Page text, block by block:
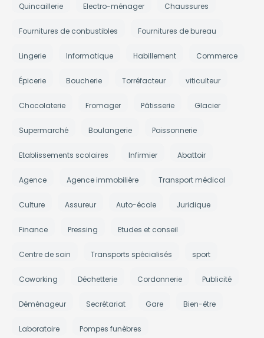
Quincaillerie Electro-ménager Chaussures
Fournitures de conbustibles Fournitures de bureau
Lingerie Informatique Habillement Commerce
Épicerie Boucherie Torréfacteur viticulteur
Chocolaterie Fromager Pâtisserie Glacier
Supermarché Boulangerie Poissonnerie
Etablissements scolaires Infirmier Abattoir
Agence Agence immobilière Transport médical
Culture Assureur Auto-école Juridique
Finance Pressing Etudes et conseil
Centre de soin Transports spécialisés sport
Coworking Déchetterie Cordonnerie Publicité
Déménageur Secrétariat Gare Bien-être
Laboratoire Pompes funèbres